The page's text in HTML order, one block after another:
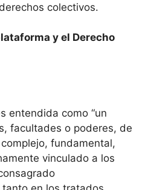
colectivos.
y el Derecho
entendida como “un
facultades o poderes, de
fundamental,
vinculado a los